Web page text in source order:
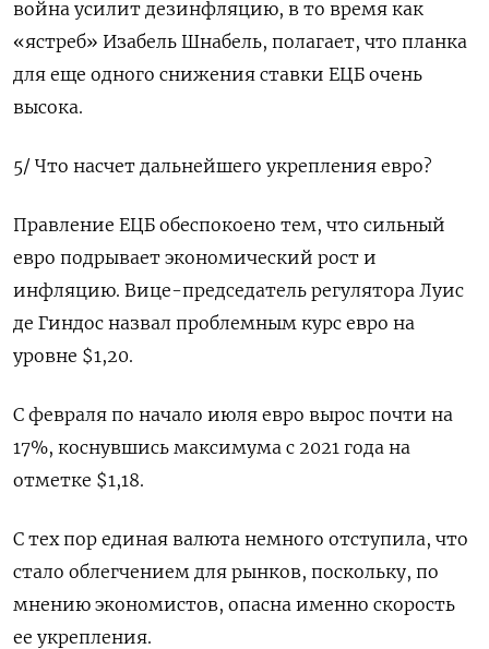
война усилит дезинфляцию, в то время как
«ястреб» Изабель Шнабель, полагает, что планка
для еще одного снижения ставки ЕЦБ очень
высока.
5/ Что насчет дальнейшего укрепления евро?
Правление ЕЦБ обеспокоено тем, что сильный
евро подрывает экономический рост и
инфляцию. Вице-председатель регулятора Луис
де Гиндос назвал проблемным курс евро на
уровне $1,20.
С февраля по начало июля евро вырос почти на
17%, коснувшись максимума с 2021 года на
отметке $1,18.
С тех пор единая валюта немного отступила, что
стало облегчением для рынков, поскольку, по
мнению экономистов, опасна именно скорость
ее укрепления.